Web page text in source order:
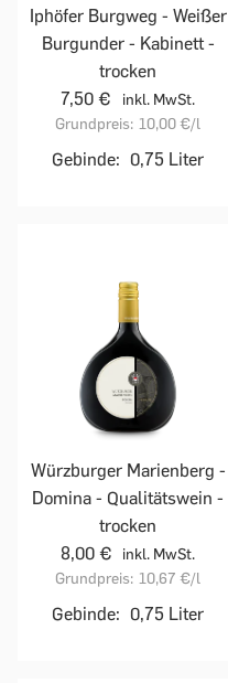
Iphöfer Burgweg - Weißer
Burgunder - Kabinett -
trocken
7,50 €
inkl. MwSt.
Grundpreis: 10,00 €/l
Gebinde: 0,75 Liter
Würzburger Marienberg -
Domina - Qualitätswein -
trocken
8,00 €
inkl. MwSt.
Grundpreis: 10,67 €/l
Gebinde: 0,75 Liter